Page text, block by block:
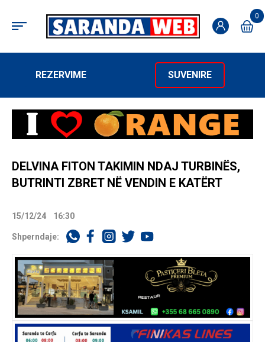
0
REZERVIME SUVENIRE
DELVINA FITON TAKIMIN NDAJ TURBINËS,
BUTRINTI ZBRET NË VENDIN E KATËRT
15/12/24 16:30
Shperndaje: